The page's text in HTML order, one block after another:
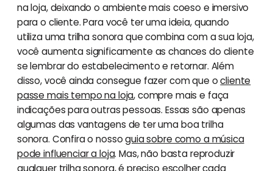
na loja, deixando o ambiente mais coeso e imersivo
para o cliente. Para você ter uma ideia, quando
utiliza uma trilha sonora que combina com a sua loja,
você aumenta significamente as chances do cliente
se lembrar do estabelecimento e retornar. Além
disso, você ainda consegue fazer com que ocliente
passe mais tempo na loja, compre mais e faça
indicações para outras pessoas. Essas são apenas
algumas das vantagens de ter uma boa trilha
sonora. Confira o nossoguia sobre como a música
pode influenciar a loja. Mas, não basta reproduzir
qualquer trilha sonora, é preciso escolher cada